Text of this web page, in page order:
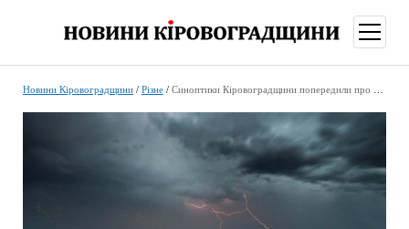
меню
Новини Кіровоградщини/ Різне/ Синоптики Кіровоградщини попередили про погіршення погоди